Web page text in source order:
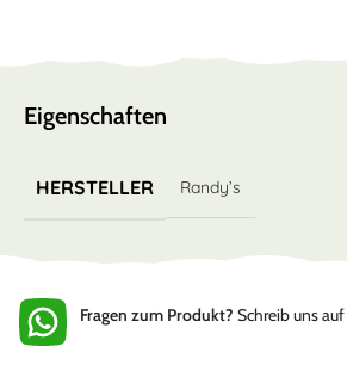
Eigenschaften
HERSTELLER Randy’s
Fragen zum Produkt? Schreib uns auf